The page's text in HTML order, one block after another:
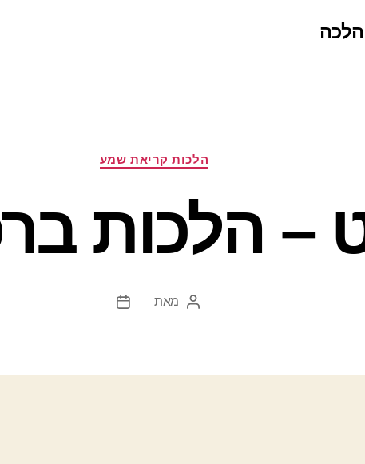
הלכה
קטגוריות
הלכות קריאת שמע
– הלכות
המחבר
מאת
תאריך